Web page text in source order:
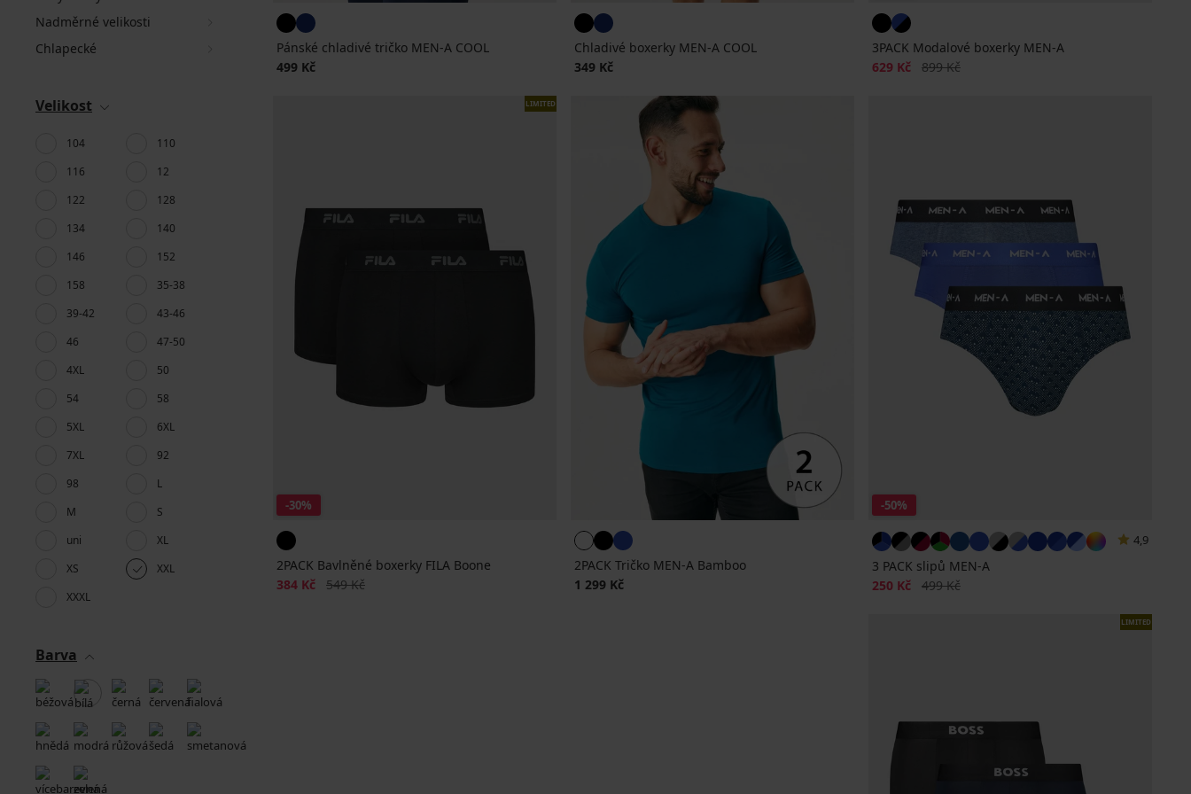
Nadměrné velikosti
Chlapecké
Velikost
104
110
116
12
122
128
134
140
146
152
158
35-38
39-42
43-46
46
47-50
4XL
50
54
58
5XL
6XL
7XL
92
98
L
M
S
uni
XL
XS
XXL
XXXL
Barva
Pánské chladivé tričko MEN-A COOL
499 Kč
Chladivé boxerky MEN-A COOL
349 Kč
3PACK Modalové boxerky MEN-A
Sleva
629 Kč Původní cena
899 Kč
LIMITED
-30%
2PACK Bavlněné boxerky FILA Boone
Sleva
384 Kč Původní cena
549 Kč
2PACK Tričko MEN-A Bamboo
1 299 Kč
-50%
4,9
3 PACK slipů MEN-A
Sleva
250 Kč Původní cena
499 Kč
LIMITED